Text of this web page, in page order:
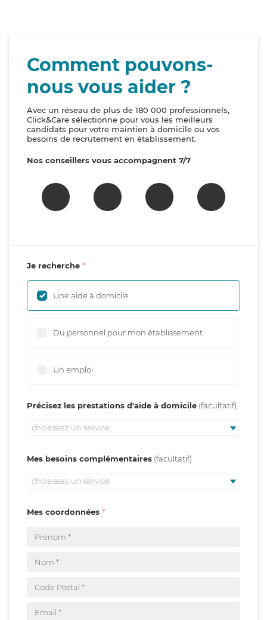
Comment pouvons-
nous vous aider ?
Avec un réseau de plus de 180 000 professionnels,
Click&Care sélectionne pour vous les meilleurs
candidats pour votre maintien à domicile ou vos
besoins de recrutement en établissement.
Nos conseillers vous accompagnent 7/7
Je recherche
Une aide à domicile
Du personnel pour mon établissement
Un emploi
Précisez les prestations d'aide à domicile
choisissez un service
Mes besoins complémentaires
choisissez un service
Mes coordonnées